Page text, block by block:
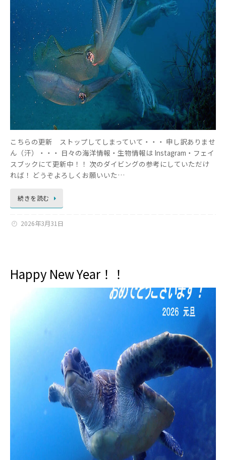
こちらの更新 ストップしてしまっていて・・・ 申し訳ありませ
ん（汗）・・・ 日々の海洋情報・生物情報は Instagram・フェイ
スブックにて更新中！！ 次のダイビングの参考にしていただけ
れば！ どうぞよろしくお願いいた…
続きを読む
2026年3月31日
Happy New Year！！